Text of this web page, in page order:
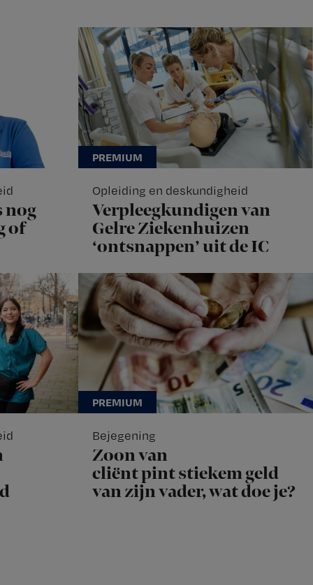
nog
of
Opleiding en deskundigheid
Verpleegkundigen van
Gelre Ziekenhuizen
‘ontsnappen’ uit de IC
Bejegening
Zoon van
cliënt pint stiekem geld
van zijn vader, wat doe je?